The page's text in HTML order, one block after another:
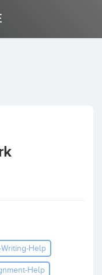
Help
Help